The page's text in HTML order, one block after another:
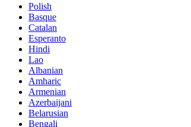
Polish
Basque
Catalan
Esperanto
Hindi
Lao
Albanian
Amharic
Armenian
Azerbaijani
Belarusian
Bengali